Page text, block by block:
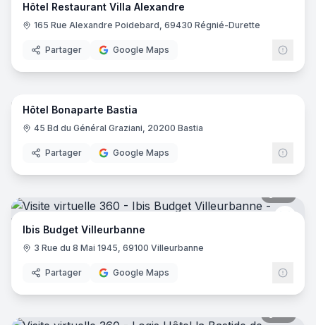
Hôtel Restaurant Villa Alexandre
165 Rue Alexandre Poidebard, 69430 Régnié-Durette
Partager Google Maps
21
Hôtel Bonaparte Bastia
45 Bd du Général Graziani, 20200 Bastia
Partager Google Maps
Ibis
Ibis Budget Villeurbanne
3 Rue du 8 Mai 1945, 69100 Villeurbanne
Partager Google Maps